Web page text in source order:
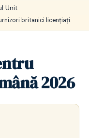
Unit
britanici licențiați.
2026